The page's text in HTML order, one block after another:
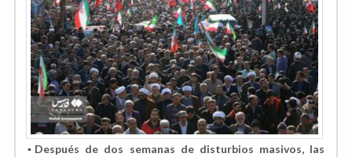
▪️Después de dos semanas de disturbios masivos, las